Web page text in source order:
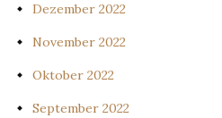
Dezember 2022
November 2022
Oktober 2022
September 2022